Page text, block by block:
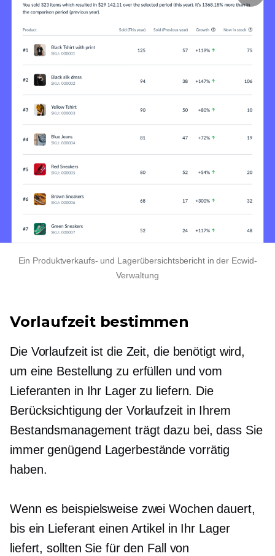
Ein Produktverkaufs- und Lagerübersichtsbericht in der Ecwid-
Verwaltung
Vorlaufzeit bestimmen
Die Vorlaufzeit ist die Zeit, die benötigt wird,
um eine Bestellung zu erfüllen und vom
Lieferanten in Ihr Lager zu liefern. Die
Berücksichtigung der Vorlaufzeit in Ihrem
Bestandsmanagement trägt dazu bei, dass Sie
immer genügend Lagerbestände vorrätig
haben.
Wenn es beispielsweise zwei Wochen dauert,
bis ein Lieferant einen Artikel in Ihr Lager
liefert, sollten Sie für den Fall von